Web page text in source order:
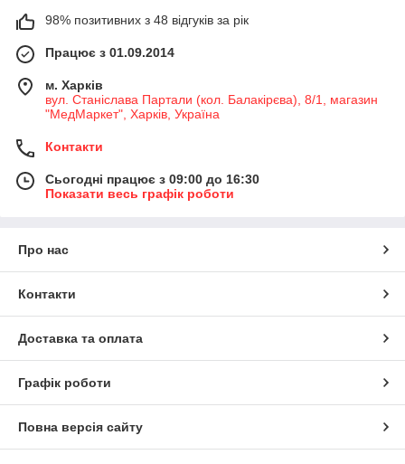
98% позитивних з 48 відгуків за рік
Працює з 01.09.2014
м. Харків
вул. Станіслава Партали (кол. Балакірєва), 8/1, магазин
"МедМаркет", Харків, Україна
Контакти
Сьогодні працює з 09:00 до 16:30
Показати весь графік роботи
Про нас
Контакти
Доставка та оплата
Графік роботи
Повна версія сайту